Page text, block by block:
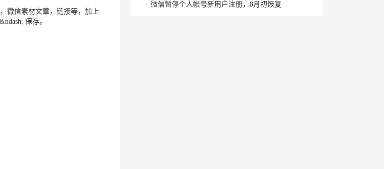
微信素材文章，链接等，加上
保存。
微信暂停个人帐号新用户注册，8月初恢复